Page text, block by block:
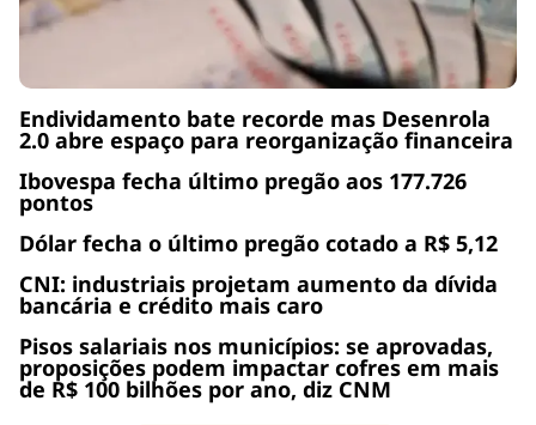
Endividamento bate recorde mas Desenrola
2.0 abre espaço para reorganização financeira
Ibovespa fecha último pregão aos 177.726
pontos
Dólar fecha o último pregão cotado a R$ 5,12
CNI: industriais projetam aumento da dívida
bancária e crédito mais caro
Pisos salariais nos municípios: se aprovadas,
proposições podem impactar cofres em mais
de R$ 100 bilhões por ano, diz CNM